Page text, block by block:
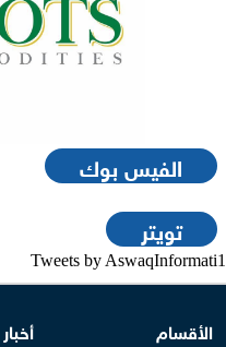
الفيس بوك
تويتر
Tweets by AswaqInformati1
الأقسام